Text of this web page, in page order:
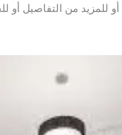
للمزيد من التفاصيل